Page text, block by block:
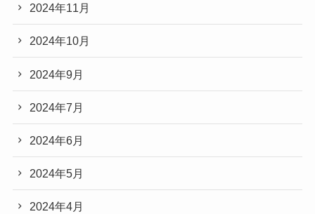
2024年11月
2024年10月
2024年9月
2024年7月
2024年6月
2024年5月
2024年4月